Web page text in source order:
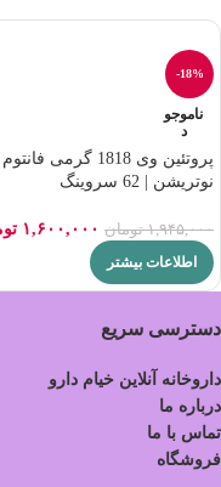
-18%
ناموجو
د
پروتئین وی 1818 گرمی فانتوم
نوتریشن | 62 سروینگ
۱,۹۴۵,۰۰۰ تومان ۱,۶۰۰,۰۰۰
اطلاعات بیشتر
دسترسی سریع
داروخانه آنلاین خیام دارو
درباره ما
تماس با ما
فروشگاه